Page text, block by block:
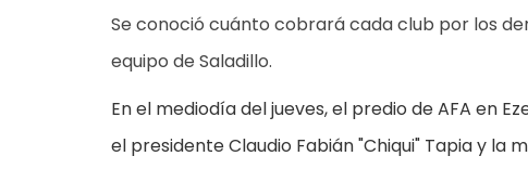
Se conoció cuánto cobrará cada club por los
equipo de Saladillo.
En el mediodía del jueves, el predio de AFA en
el presidente Claudio Fabián "Chiqui" Tapia y la